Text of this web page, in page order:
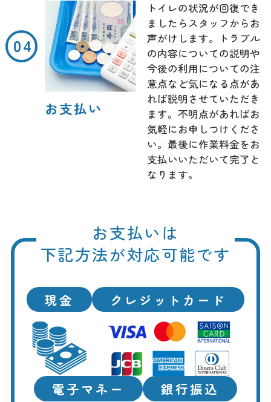
お支払い
トイレの状況が回復でき
ましたらスタッフからお
声がけします。トラブル
の内容についての説明や
今後の利用についての注
意点など気になる点があ
れば説明させていただき
ます。不明点があればお
気軽にお申しつけくださ
い。最後に作業料金をお
支払いいただいて完了と
なります。
お支払いは
下記方法が対応可能です
現金 クレジットカード
電子マネー 銀行振込